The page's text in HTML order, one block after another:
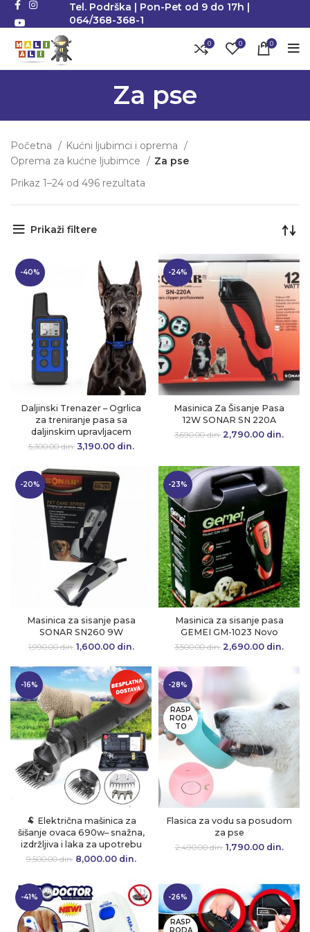
Tel. Podrška | Pon-Pet od 9 do 17h |
064/368-368-1
0 0 0
Za pse
Početna
Kućni ljubimci i oprema
Oprema za kućne ljubimce
Za pse
Prikaz 1–24 od 496 rezultata
Prikaži filtere
-40%
Daljinski Trenazer – Ogrlica
za treniranje pasa sa
daljinskim upravljacem
5,300.00din. Originalna cena
5,300.00 din..
3,190.00 din.
3,190.00 din..
-24%
Masinica Za Šisanje Pasa
12W SONAR SN 220A
3,690.00din. Originalna cena
2,790.00 din.
-20%
Masinica za sisanje pasa
SONAR SN260 9W
1,990.00din. Originalna cena
1,990.00 din..
1,600.00 din.
Trenutna
1,600.00 din..
-23%
Masinica za sisanje pasa
GEMEI GM-1023 Novo
3,500.00din. Originalna cena
3,500.00 din..
2,690.00 din.
-16%
🐏 Električna mašinica za
šišanje ovaca 690w– snažna,
izdržljiva i laka za upotrebu
9,500.00din. Originalna cena
8,000.00 din.
8,000.00 din..
-28%
RASP
RODA
TO
Flasica za vodu sa posudom
za pse
2,490.00din. Originalna cena
1,790.00 din.
-41% -26%
RASP